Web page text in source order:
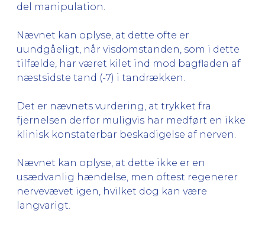
del manipulation.
Nævnet kan oplyse, at dette ofte er
uundgåeligt, når visdomstanden, som i dette
tilfælde, har været kilet ind mod bagfladen af
næstsidste tand (-7) i tandrækken.
Det er nævnets vurdering, at trykket fra
fjernelsen derfor muligvis har medført en ikke
klinisk konstaterbar beskadigelse af nerven.
Nævnet kan oplyse, at dette ikke er en
usædvanlig hændelse, men oftest regenerer
nervevævet igen, hvilket dog kan være
langvarigt.